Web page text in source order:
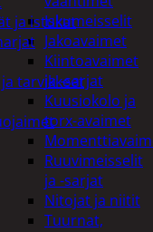
Iskumeisselit
Jakoavaimet
Kiintoavaimet
ja -sarjat
Kuusiokolo ja
torx-avaimet
Ruuvimeisselit
ja -sarjat
Nitojat ja niitit
Tuurnat,
ja istukat
tarvikkeet